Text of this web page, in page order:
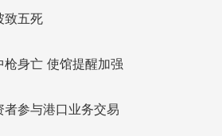
致五死
身亡 使馆提醒加强
参与港口业务交易